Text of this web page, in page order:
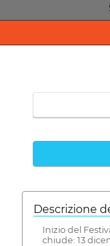
Descrizione
Inizio del
chiude: 13